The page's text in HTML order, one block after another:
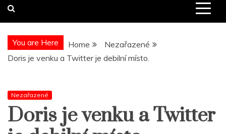
You are Here Home
Nezařazené
Doris je venku a Twitter je debilní místo.
Nezařazené
Doris je venku a Twitter